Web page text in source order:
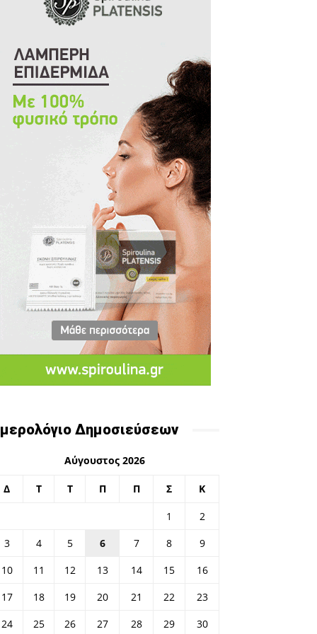
Δημοσιεύσεων
Αύγουστος 2026
Δ Τ Τ Π Π Σ Κ
1
2
3
4 5 6 7 8
9
10
11 12 13 14 15
16
17
18 19 20 21 22
23
24
25 26 27 28 29 30